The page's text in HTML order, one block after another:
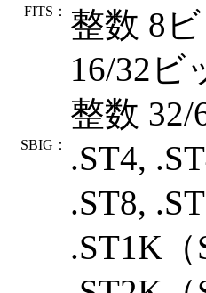
FITS：
整数 8
16/32ビ
整数 32/
SBIG：
.ST4,
.ST8,
.ST1K（